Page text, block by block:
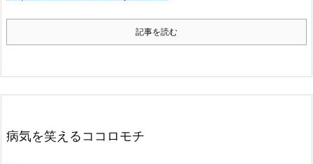
記事を読む
病気を笑えるココロモチ